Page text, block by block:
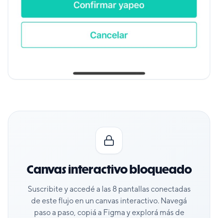
Canvas interactivo bloqueado
Suscribite y accedé a las 8pantallas conectadas
de este flujo en un canvas interactivo. Navegá
paso a paso, copiá a Figma y explorá más de